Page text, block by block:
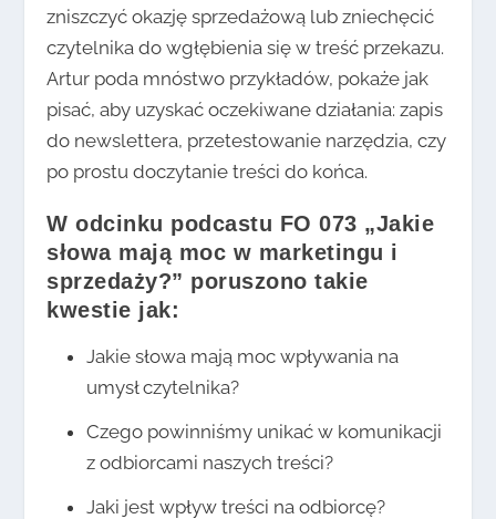
zniszczyć okazję sprzedażową lub zniechęcić
czytelnika do wgłębienia się w treść przekazu.
Artur poda mnóstwo przykładów, pokaże jak
pisać, aby uzyskać oczekiwane działania: zapis
do newslettera, przetestowanie narzędzia, czy
po prostu doczytanie treści do końca.
W odcinku podcastu FO 073 „Jakie
słowa mają moc w marketingu i
sprzedaży?” poruszono takie
kwestie jak:
Jakie słowa mają moc wpływania na
umysł czytelnika?
Czego powinniśmy unikać w komunikacji
z odbiorcami naszych treści?
Jaki jest wpływ treści na odbiorcę?